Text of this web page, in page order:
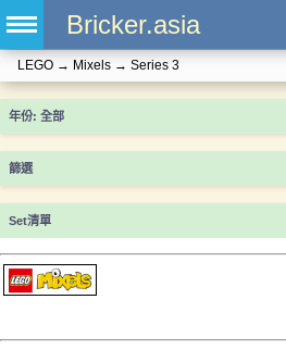
Bricker.asia
LEGO → Mixels → Series 3
年份
篩選
Set清單